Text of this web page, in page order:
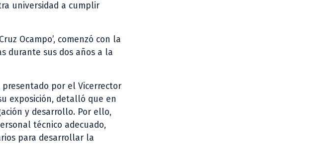
universidad a cumplir
Ocampo’, comenzó con la
durante sus dos años a la
por el Vicerrector
exposición, detalló que en
y desarrollo. Por ello,
técnico adecuado,
para desarrollar la